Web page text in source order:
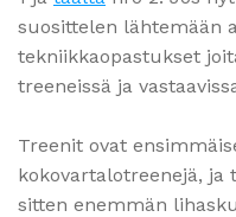
suosittelen lähtemään
tekniikkaopastukset
treeneissä ja
Treenit ovat
kokovartalotreenejä,
sitten enemmän